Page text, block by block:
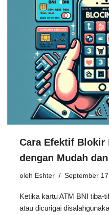
Cara Efektif Blokir
dengan Mudah
oleh Eshter September
Ketika kartu ATM BNI tiba-
atau dicurigai